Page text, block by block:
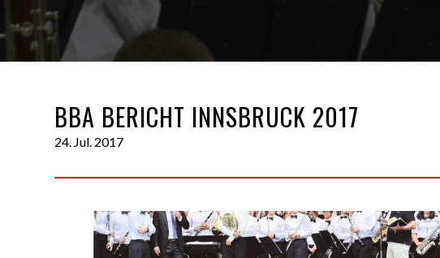
BBA BERICHT INNSBRUCK 2017
24. Jul. 2017